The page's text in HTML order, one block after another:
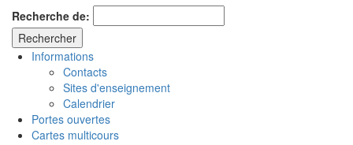
Recherche de:
Informations
Contacts
Sites d'enseignement
Calendrier
Portes ouvertes
Cartes multicours